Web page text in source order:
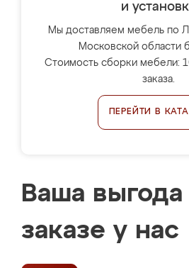
и
Мы доставляем мебель по
Московской области
Стоимость сборки мебели:
заказа.
ПЕРЕЙТИ В
Ваша
заказе у нас